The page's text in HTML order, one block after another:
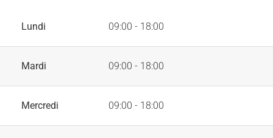
Lundi 09:00 - 18:00
Mardi 09:00 - 18:00
Mercredi 09:00 - 18:00